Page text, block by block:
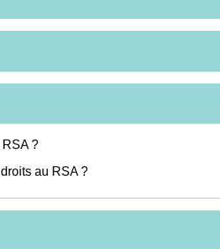
?
au RSA ?